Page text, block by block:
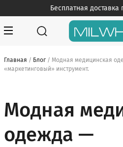
to
content
Бесплатная
MILWHITE — интернет
Главная / Блог / Модная медицинская
«маркетинговый» инструмент.
Модная
одежда —